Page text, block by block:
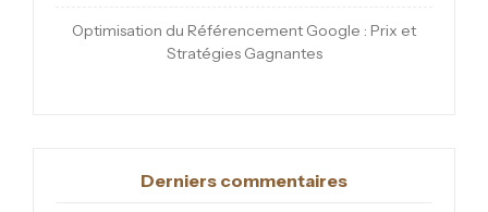
Optimisation du Référencement Google : Prix et
Stratégies Gagnantes
Derniers commentaires